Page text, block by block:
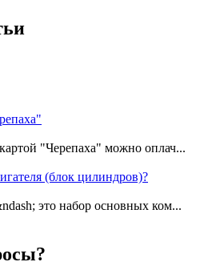
"Черепаха" можно оплач...
(блок цилиндров)?
это набор основных ком...